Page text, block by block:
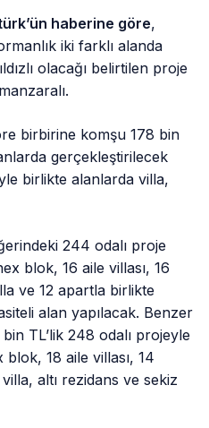
haberine göre,
iki farklı alanda
olacağı belirtilen proje
birbirine komşu 178 bin
gerçekleştirilecek
birlikte alanlarda villa,
244 odalı proje
blok, 16 aile villası, 16
ve 12 apartla birlikte
alan yapılacak. Benzer
TL’lik 248 odalı projeyle
18 aile villası, 14
altı rezidans ve sekiz